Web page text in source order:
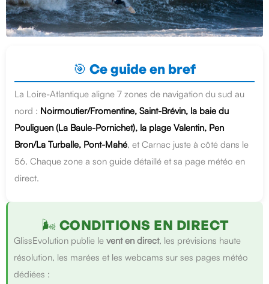
🎯 Ce guide en bref
La Loire-Atlantique aligne 7 zones de navigation du sud au
nord : Noirmoutier/Fromentine, Saint-Brévin, la baie du
Pouliguen (La Baule-Pornichet), la plage Valentin, Pen
Bron/La Turballe, Pont-Mahé, et Carnac juste à côté dans le
56. Chaque zone a son guide détaillé et sa page météo en
direct.
🌬️ CONDITIONS EN DIRECT
GlissEvolution publie le vent en direct, les prévisions haute
résolution, les marées et les webcams sur ses pages météo
dédiées :